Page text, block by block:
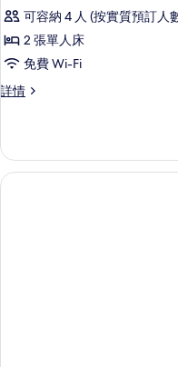
所
有
One
Bedroom
Apartment
相
片
可容納 4 人 (按實質預訂人
2 張單人床
免費 Wi-Fi
詳情
One
詳
情